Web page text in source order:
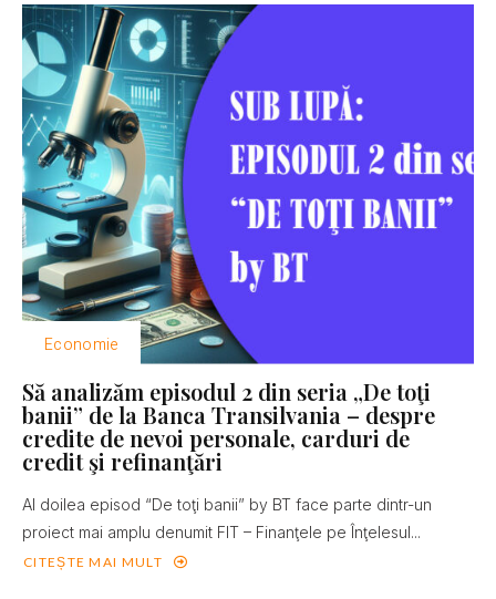
Economie
Să analizăm episodul 2 din seria „De toţi
banii” de la Banca Transilvania – despre
credite de nevoi personale, carduri de
credit şi refinanţări
Al doilea episod “De toţi banii” by BT face parte dintr-un
proiect mai amplu denumit FIT – Finanţele pe Înţelesul...
CITEȘTE MAI MULT